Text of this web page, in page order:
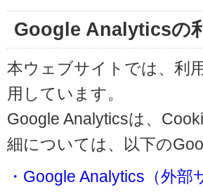
Google Analyticsの
本ウェブサイトでは、利
用しています。
Google Analyticsは、
細については、以下の
・Google Analytics（外